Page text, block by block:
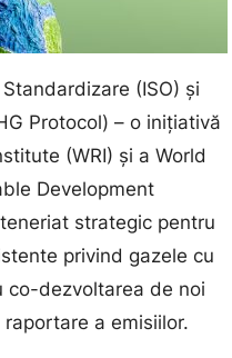
(ISO) și
Protocol) – o inițiativă
(WRI) și a World
Development
strategic pentru
privind gazele cu
co-dezvoltarea de noi
a emisiilor.